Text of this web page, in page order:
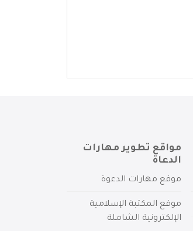
مواقع تطوير مهارات
الدعاة
موقع مهارات الدعوة
موقع المكتبة الإسلامية
الإلكترونية الشاملة